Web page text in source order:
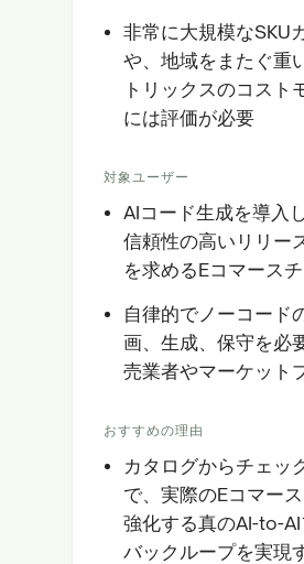
非常に大規模なSKU
や、地域をまたぐ重
トリックスのコスト
には評価が必要
対象ユーザー
AIコード生成を導入
信頼性の高いリリー
を求めるEコマース
自律的でノーコード
画、生成、保守を必
売業者やマーケット
おすすめの理由
カタログからチェッ
で、実際のEコマー
強化する真のAI-to-
バックループを実現